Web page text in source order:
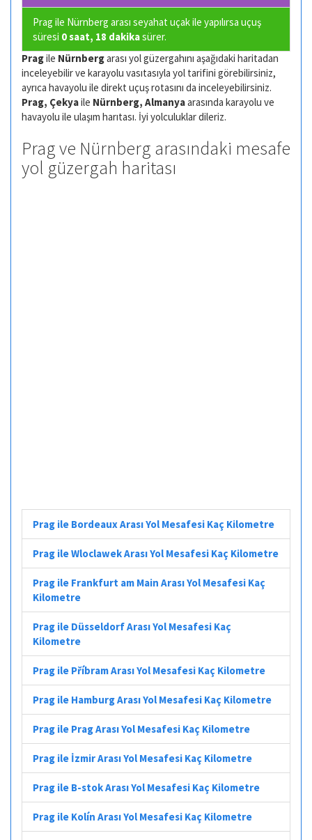
Prag ile Nürnberg arası seyahat uçak ile yapılırsa uçuş
süresi 0 saat, 18 dakikasürer.
Pragile Nürnbergarası yol güzergahını aşağıdaki haritadan
inceleyebilir ve karayolu vasıtasıyla yol tarifini görebilirsiniz,
ayrıca havayolu ile direkt uçuş rotasını da inceleyebilirsiniz.
Prag, Çekyaile Nürnberg, Almanyaarasında karayolu ve
havayolu ile ulaşım harıtası. İyi yolculuklar dileriz.
Prag ve Nürnberg arasındaki mesafe
yol güzergah haritası
Prag ile Bordeaux Arası Yol Mesafesi Kaç Kilometre
Prag ile Wloclawek Arası Yol Mesafesi Kaç Kilometre
Prag ile Frankfurt am Main Arası Yol Mesafesi Kaç
Kilometre
Prag ile Düsseldorf Arası Yol Mesafesi Kaç
Kilometre
Prag ile Příbram Arası Yol Mesafesi Kaç Kilometre
Prag ile Hamburg Arası Yol Mesafesi Kaç Kilometre
Prag ile Prag Arası Yol Mesafesi Kaç Kilometre
Prag ile İzmir Arası Yol Mesafesi Kaç Kilometre
Prag ile B-stok Arası Yol Mesafesi Kaç Kilometre
Prag ile Kolín Arası Yol Mesafesi Kaç Kilometre